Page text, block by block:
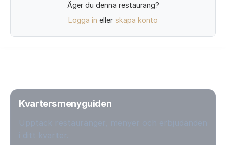
Äger du denna restaurang?
Logga in eller skapa konto
Kvartersmenyguiden